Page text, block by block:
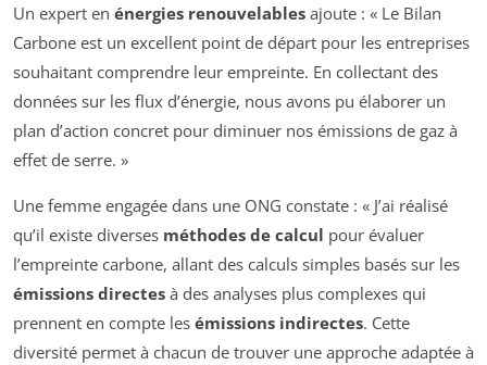
Un expert en énergies renouvelables ajoute : « Le Bilan
Carbone est un excellent point de départ pour les entreprises
souhaitant comprendre leur empreinte. En collectant des
données sur les flux d’énergie, nous avons pu élaborer un
plan d’action concret pour diminuer nos émissions de gaz à
effet de serre. »
Une femme engagée dans une ONG constate : « J’ai réalisé
qu’il existe diverses méthodes de calcul pour évaluer
l’empreinte carbone, allant des calculs simples basés sur les
émissions directes à des analyses plus complexes qui
prennent en compte les émissions indirectes. Cette
diversité permet à chacun de trouver une approche adaptée à